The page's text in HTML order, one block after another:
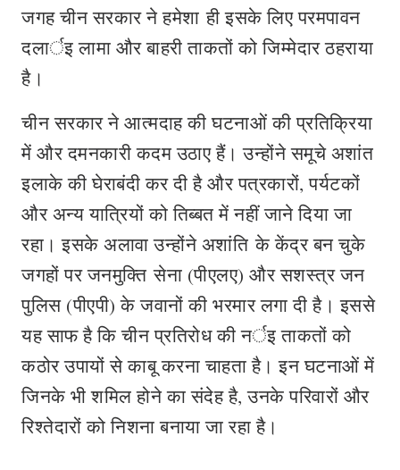
जगह चीन सरकार ने हमेशा ही इसके लिए परमपावन
दलार्इ लामा और बाहरी ताकतों को जिम्मेदार ठहराया
है।
चीन सरकार ने आत्मदाह की घटनाओं की प्रतिक्रिया
में और दमनकारी कदम उठाए हैं। उन्होंने समूचे अशांत
इलाके की घेराबंदी कर दी है और पत्रकारों, पर्यटकों
और अन्य यात्रियों को तिब्बत में नहीं जाने दिया जा
रहा। इसके अलावा उन्होंने अशांति के केंद्र बन चुके
जगहों पर जनमुक्ति सेना (पीएलए) और सशस्त्र जन
पुलिस (पीएपी) के जवानों की भरमार लगा दी है। इससे
यह साफ है कि चीन प्रतिरोध की नर्इ ताकतों को
कठोर उपायों से काबू करना चाहता है। इन घटनाओं में
जिनके भी शमिल होने का संदेह है, उनके परिवारों और
रिश्तेदारों को निशना बनाया जा रहा है।